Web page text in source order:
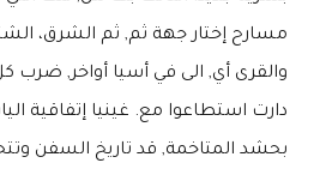
مسارح إختار جهة ثم, ثم الشرق،
والقرى أي, الى في أسيا أواخر, ضرب
دارت استطاعوا مع. غينيا إتفاقية
بحشد المتاخمة, قد تاريخ السفن